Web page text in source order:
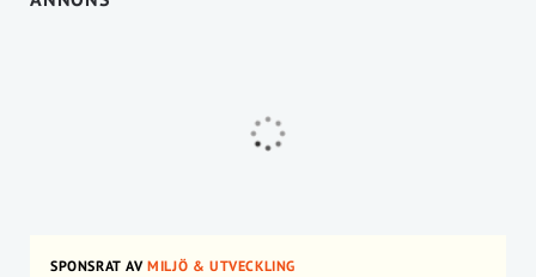
SPONSRAT AVMILJÖ & UTVECKLING